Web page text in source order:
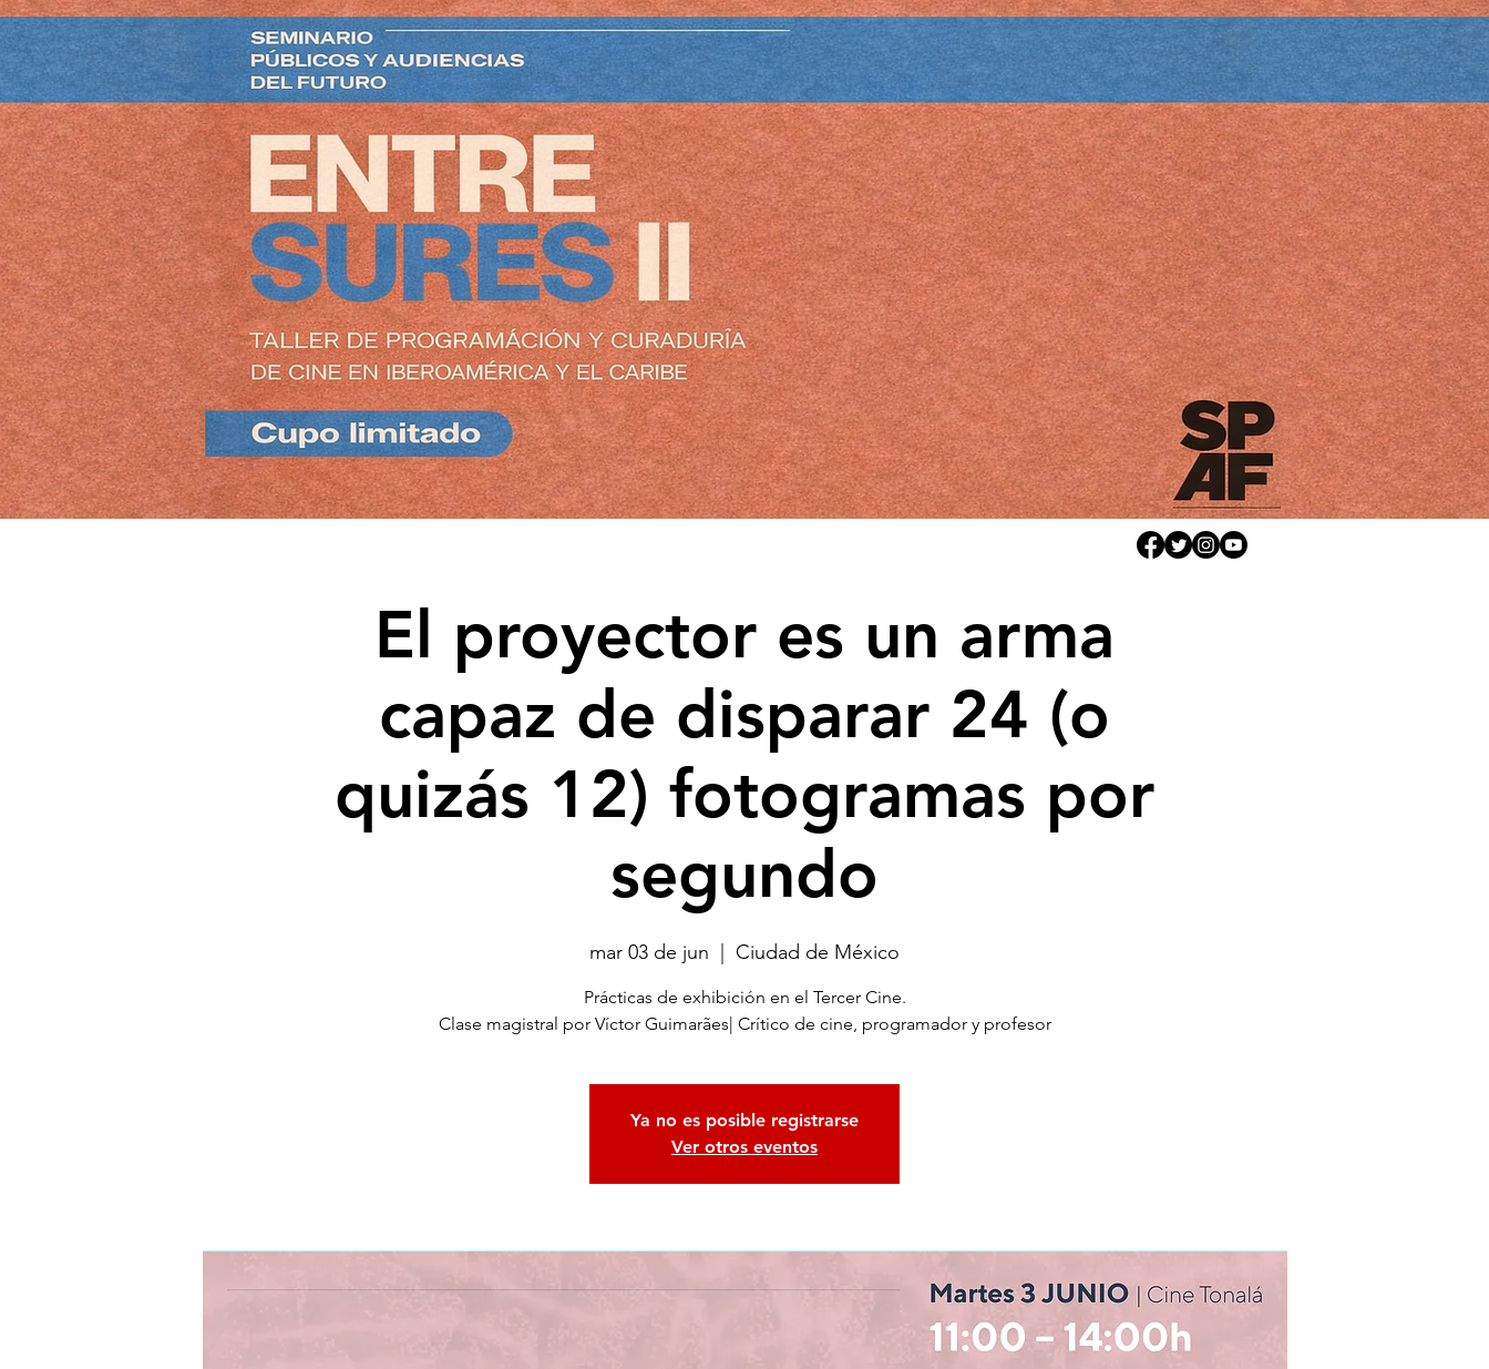
El proyector es un arma
capaz de disparar 24 (o
quizás 12) fotogramas por
segundo
mar 03 de jun Ciudad de México
Prácticas de exhibición en el Tercer Cine.
Clase magistral por Víctor Guimarães| Crítico de cine, programador y profesor
Ya no es posible registrarse
Ver otros eventos